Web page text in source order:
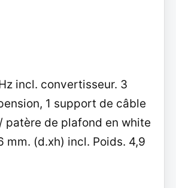
incl. convertisseur. 3
1 support de câble
patère de plafond en white
mm. (d.xh) incl. Poids. 4,9